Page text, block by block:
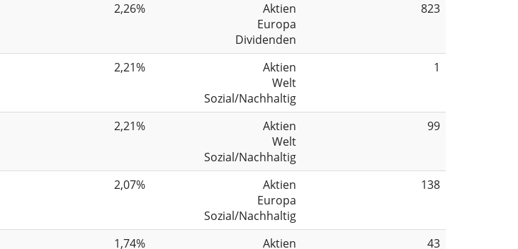
2,26%
Aktien
Europa
Dividenden
823
2,21%
Aktien
Welt
Sozial/Nachhaltig
1
2,21%
Aktien
Welt
Sozial/Nachhaltig
99
2,07%
Aktien
Europa
Sozial/Nachhaltig
138
1,74%
Aktien
43